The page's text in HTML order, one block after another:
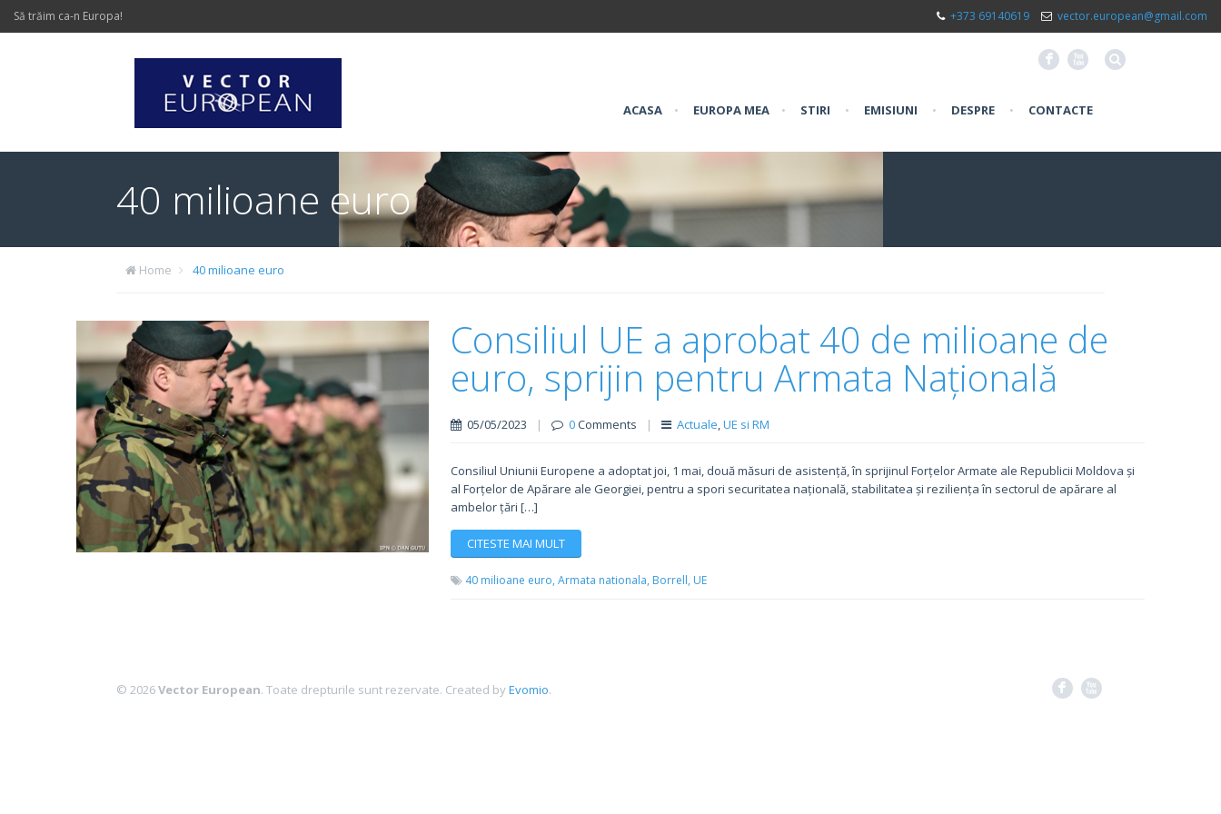
Să trăim ca-n Europa! +373 69140619 vector.european@gmail.com
F X
ACASA • EUROPA MEA • STIRI • EMISIUNI • DESPRE • CONTACTE
40 milioane euro
Home 40 milioane euro
Consiliul UE a aprobat 40 de milioane de
euro, sprijin pentru Armata Națională
05/05/2023 | 0Comments | Actuale,UE si RM
Consiliul Uniunii Europene a adoptat joi, 1 mai, două măsuri de asistență, în sprijinul Forțelor Armate ale Republicii Moldova și
al Forțelor de Apărare ale Georgiei, pentru a spori securitatea națională, stabilitatea și reziliența în sectorul de apărare al
ambelor țări […]
CITESTE MAI MULT
40 milioane euro, Armata nationala, Borrell, UE
© 2026Vector European. Toate drepturile sunt rezervate. Created byEvomio. F X